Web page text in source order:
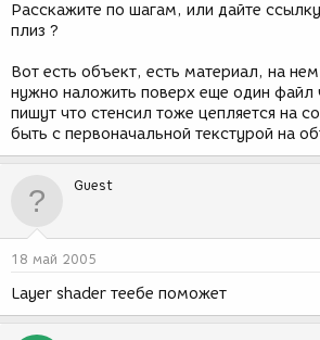
и
Расскажите по шагам, или дайте
плиз ?
Вот есть объект, есть материал, на
нужно наложить поверх еще один файл
пишут что стенсил тоже цепляется на
быть с первоначальной текстурой на
Guest
18 май 2005
Layer shader теебе поможет